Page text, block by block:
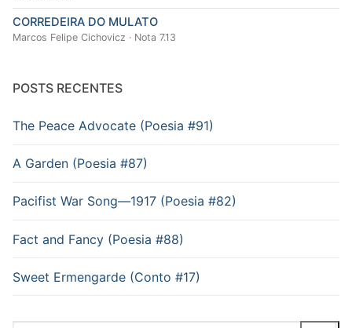
CORREDEIRA DO MULATO
Marcos Felipe Cichovicz · Nota 7.13
POSTS RECENTES
The Peace Advocate (Poesia #91)
A Garden (Poesia #87)
Pacifist War Song—1917 (Poesia #82)
Fact and Fancy (Poesia #88)
Sweet Ermengarde (Conto #17)